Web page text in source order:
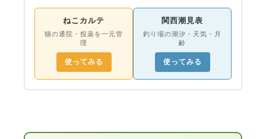
ねこカルテ
猫の通院・投薬を一元管
理
使ってみる
関西潮見表
釣り場の潮汐・天気・月
齢
使ってみる